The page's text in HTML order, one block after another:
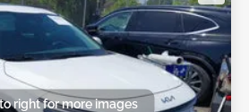
right for more images